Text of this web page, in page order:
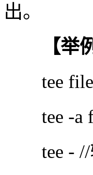
出。
【举例
tee file
tee -a
tee - //